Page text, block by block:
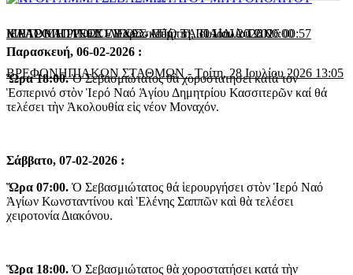
ΜΗΤΡΟΠΟΛΕΩΣ-Παρασκευή, 31 Ιουλίου 2026 00:00
ΙΕΡΑΣ ΜΗΤΡΟΠΟΛΕΩΣ-Πέμπτη, 30 Ιουλίου 2026 00:57
ΚΑΛΟΚΑΙΡΙΝΕΣ ΕΥΧΕΣ ΑΠΟ ΤΑ ΠΑΙΔΙΑ ΤΩΝ
ΒΡΕΦΟΝΗΠΙΑΚΩΝ ΣΤΑΘΜΩΝ - Τρίτη, 28 Ιουλίου 2026 13:05
Παρασκευή, 06-02-2026 :
Ὥρα18:00.Ὁ Σεβασμιώτατος θὰ χοροστατήσει κατά τὸν
Ἑσπερινό στὸν Ἱερό Ναό Ἁγίου Δημητρίου Κασσιτερῶν καί θά
τελέσει τὴν Ἀκολουθία εἰς νέον Μοναχόν.
Σάββατο, 07-02-2026 :
Ὥρα 07:00. Ὁ Σεβασμιώτατος θά ἱερουργήσει στὸν Ἱερό Ναό
Ἁγίων Κωνσταντίνου καὶ Ἑλένης Σαππῶν καὶ θὰ τελέσει
χειροτονία Διακόνου.
Ὥρα 18:00. Ὁ Σεβασμιώτατος θὰ χοροστατήσει κατά τὴν